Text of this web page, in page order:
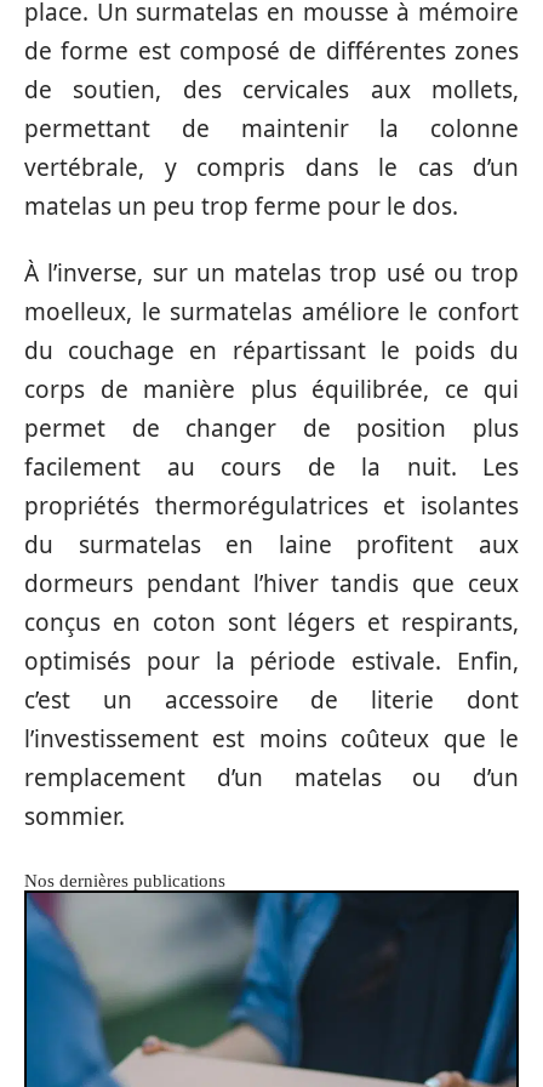
place. Un surmatelas en mousse à mémoire
de forme est composé de différentes zones
de soutien, des cervicales aux mollets,
permettant de maintenir la colonne
vertébrale, y compris dans le cas d’un
matelas un peu trop ferme pour le dos.
À l’inverse, sur un matelas trop usé ou trop
moelleux, le surmatelas améliore le confort
du couchage en répartissant le poids du
corps de manière plus équilibrée, ce qui
permet de changer de position plus
facilement au cours de la nuit. Les
propriétés thermorégulatrices et isolantes
du surmatelas en laine profitent aux
dormeurs pendant l’hiver tandis que ceux
conçus en coton sont légers et respirants,
optimisés pour la période estivale. Enfin,
c’est un accessoire de literie dont
l’investissement est moins coûteux que le
remplacement d’un matelas ou d’un
sommier.
Nos dernières publications